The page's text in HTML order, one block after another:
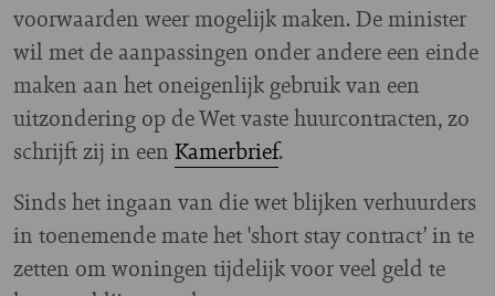
voorwaarden weer mogelijk maken. De minister
wil met de aanpassingen onder andere een einde
maken aan het oneigenlijk gebruik van een
uitzondering op de Wet vaste huurcontracten, zo
schrijft zij in een Kamerbrief.
Sinds het ingaan van die wet blijken verhuurders
in toenemende mate het 'short stay contract’ in te
zetten om woningen tijdelijk voor veel geld te